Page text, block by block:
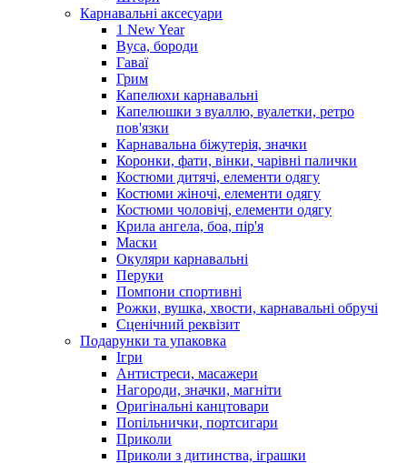
Карнавальні аксесуари
1 New Year
Вуса, бороди
Гаваї
Грим
Капелюхи карнавальні
Капелюшки з вуаллю, вуалетки, ретро
пов'язки
Карнавальна біжутерія, значки
Коронки, фати, вінки, чарівні палички
Костюми дитячі, елементи одягу
Костюми жіночі, елементи одягу
Костюми чоловічі, елементи одягу
Крила ангела, боа, пір'я
Маски
Окуляри карнавальні
Перуки
Помпони спортивні
Рожки, вушка, хвости, карнавальні обручі
Сценічний реквізит
Подарунки та упаковка
Ігри
Антистреси, масажери
Нагороди, значки, магніти
Оригінальні канцтовари
Попільнички, портсигари
Приколи
Приколи з дитинства, іграшки